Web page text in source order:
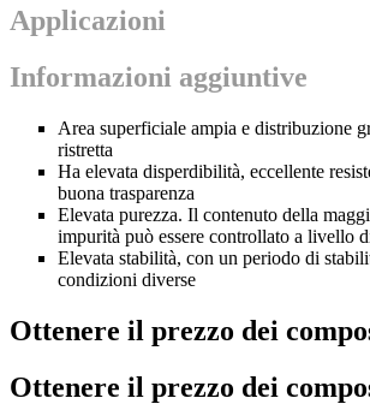
Applicazioni
Informazioni aggiuntive
Area superficiale ampia e distribuzione
ristretta
Ha elevata disperdibilità, eccellente
buona trasparenza
Elevata purezza. Il contenuto della
impurità può essere controllato a livello
Elevata stabilità, con un periodo di
condizioni diverse
Ottenere il prezzo dei
Ottenere il prezzo dei